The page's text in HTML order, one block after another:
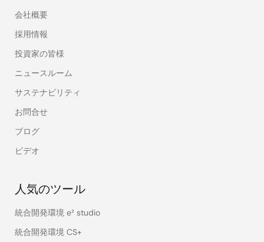
会社概要
採用情報
投資家の皆様
ニュースルーム
サステナビリティ
お問合せ
ブログ
ビデオ
人気のツール
統合開発環境 e² studio
統合開発環境 CS+